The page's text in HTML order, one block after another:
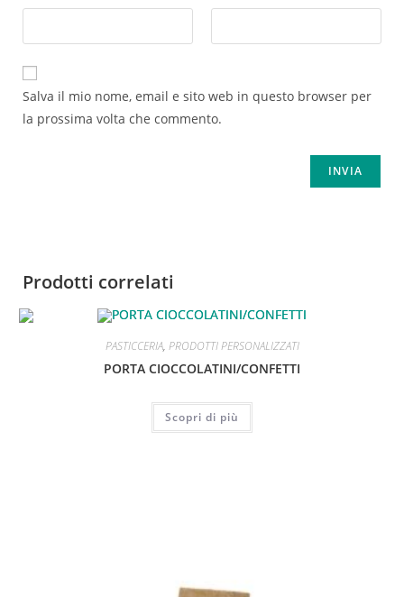
Salva il mio nome, email e sito web in questo browser per
la prossima volta che commento.
Prodotti correlati
PASTICCERIA, PRODOTTI PERSONALIZZATI
PORTA CIOCCOLATINI/CONFETTI
Scopri di più